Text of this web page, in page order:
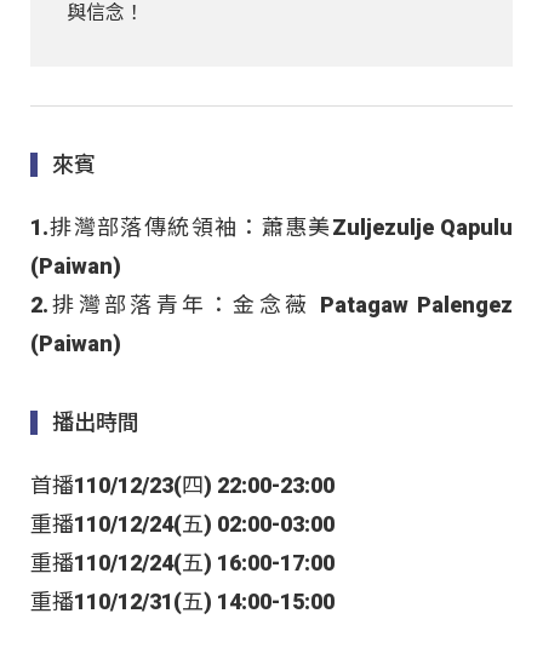
與信念！
來賓
1.排灣部落傳統領袖：蕭惠美Zuljezulje Qapulu
(Paiwan)
2.排灣部落青年：金念薇 Patagaw Palengez
(Paiwan)
播出時間
首播110/12/23(四) 22:00-23:00
重播110/12/24(五) 02:00-03:00
重播110/12/24(五) 16:00-17:00
重播110/12/31(五) 14:00-15:00